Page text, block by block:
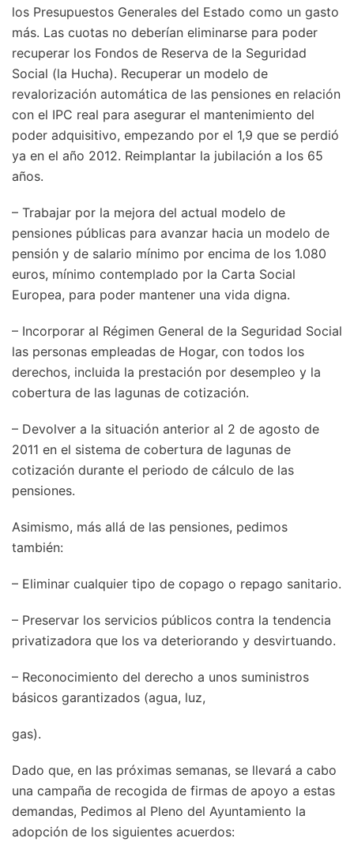
los Presupuestos Generales del Estado como un gasto
más. Las cuotas no deberían eliminarse para poder
recuperar los Fondos de Reserva de la Seguridad
Social (la Hucha). Recuperar un modelo de
revalorización automática de las pensiones en relación
con el IPC real para asegurar el mantenimiento del
poder adquisitivo, empezando por el 1,9 que se perdió
ya en el año 2012. Reimplantar la jubilación a los 65
años.
– Trabajar por la mejora del actual modelo de
pensiones públicas para avanzar hacia un modelo de
pensión y de salario mínimo por encima de los 1.080
euros, mínimo contemplado por la Carta Social
Europea, para poder mantener una vida digna.
– Incorporar al Régimen General de la Seguridad Social
las personas empleadas de Hogar, con todos los
derechos, incluida la prestación por desempleo y la
cobertura de las lagunas de cotización.
– Devolver a la situación anterior al 2 de agosto de
2011 en el sistema de cobertura de lagunas de
cotización durante el periodo de cálculo de las
pensiones.
Asimismo, más allá de las pensiones, pedimos
también:
– Eliminar cualquier tipo de copago o repago sanitario.
– Preservar los servicios públicos contra la tendencia
privatizadora que los va deteriorando y desvirtuando.
– Reconocimiento del derecho a unos suministros
básicos garantizados (agua, luz,
gas).
Dado que, en las próximas semanas, se llevará a cabo
una campaña de recogida de firmas de apoyo a estas
demandas, Pedimos al Pleno del Ayuntamiento la
adopción de los siguientes acuerdos: